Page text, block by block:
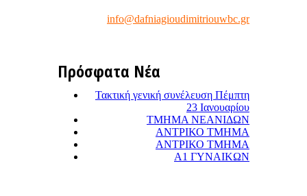
info@dafniagioudimitriouwbc.gr
Πρόσφατα Νέα
Τακτική γενική συνέλευση Πέμπτη
23 Ιανουαρίου
ΤΜΗΜΑ ΝΕΑΝΙΔΩΝ
ΑΝΤΡΙΚΟ ΤΜΗΜΑ
ΑΝΤΡΙΚΟ ΤΜΗΜΑ
Α1 ΓΥΝΑΙΚΩΝ